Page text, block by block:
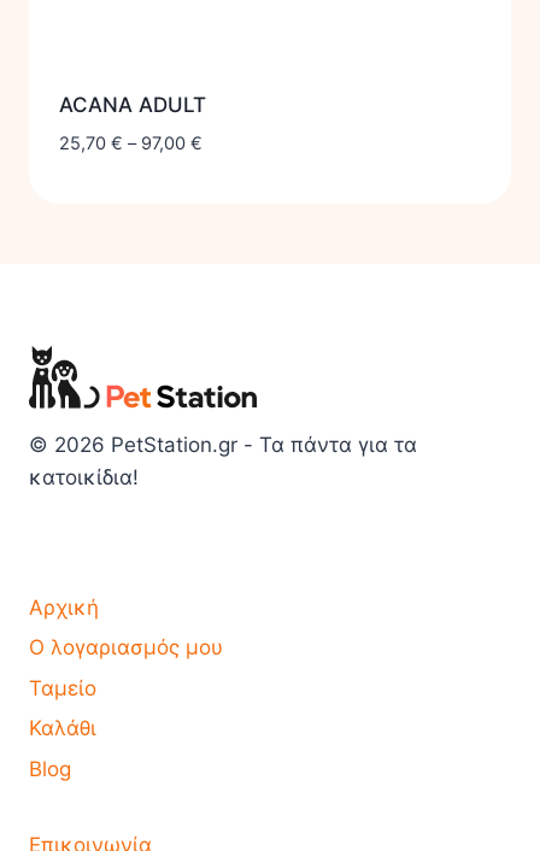
ACANA ADULT
25,70 € – 97,00 €
© 2026 PetStation.gr - Τα πάντα για τα
κατοικίδια!
Αρχική
Ο λογαριασμός μου
Ταμείο
Καλάθι
Blog
Επικοινωνία